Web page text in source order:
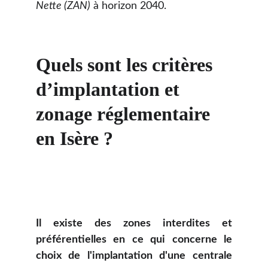
Nette (ZAN) à horizon 2040.
Quels sont les critères
d’implantation et
zonage réglementaire
en Isère ?
Il existe des zones interdites et
préférentielles en ce qui concerne le
choix de l'implantation d'une centrale